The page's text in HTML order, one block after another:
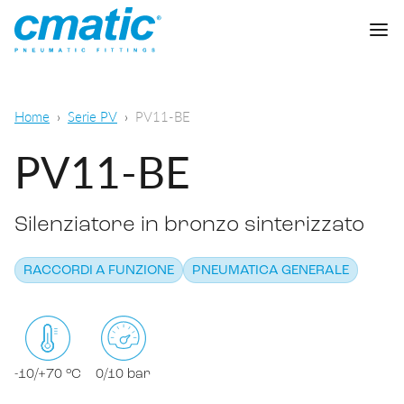
Raccordi a calzamento
Raccordi a ogiva
Raccordi standard
Alimentare e chimico-farmaceutico
Lubrificazione
Cmatic Lab
Qualità
Rete Vendita
Download
SCARICA CATALOGO
Home Serie PV PV11-BE
PV11-BE
Silenziatore in bronzo sinterizzato
RACCORDI A FUNZIONE PNEUMATICA GENERALE
-10/+70 °C 0/10 bar